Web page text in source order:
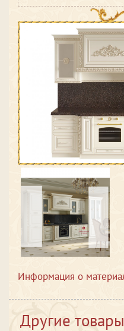
Информация о
Другие